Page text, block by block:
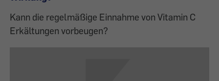
Kann die regelmäßige Einnahme von Vitamin C
Erkältungen vorbeugen?